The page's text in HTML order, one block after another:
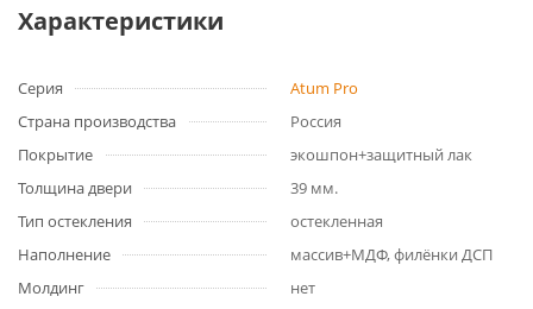
Характеристики
Серия
Atum Pro
Страна производства
Россия
Покрытие
экошпон+защитный лак
Толщина двери
39 мм.
Тип остекления
остекленная
Наполнение
массив+МДФ, филёнки ДСП
Молдинг
нет